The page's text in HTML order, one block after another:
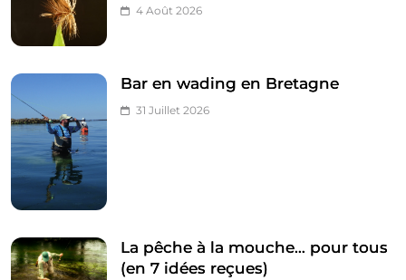
4 Août 2026
Bar en wading en Bretagne
31 Juillet 2026
La pêche à la mouche… pour tous
(en 7 idées reçues)